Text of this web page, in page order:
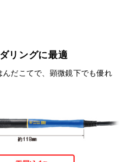
リングに最適
だこてで、顕微鏡下でも優れ